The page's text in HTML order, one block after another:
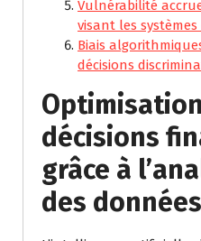
Vulnérabilité
visant les systèmes
Biais
décisions
décisions
grâce à
des